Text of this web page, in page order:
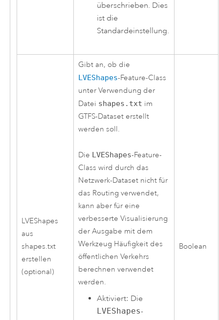
überschrieben. Dies
ist die
Standardeinstellung.
LVEShapes
aus
shapes.txt
erstellen
(optional)
Gibt an, ob die
LVEShapes-Feature-Class
unter Verwendung der
Datei shapes.txt im
GTFS-Dataset erstellt
werden soll.
Die LVEShapes-Feature-
Class wird durch das
Netzwerk-Dataset nicht für
das Routing verwendet,
kann aber für eine
verbesserte Visualisierung
der Ausgabe mit dem
Werkzeug Häufigkeit des
öffentlichen Verkehrs
berechnen verwendet
werden.
Aktiviert: Die
LVEShapes-
Boolean